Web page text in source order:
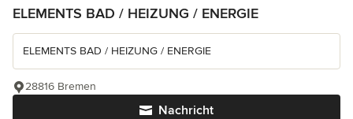
ELEMENTS BAD / HEIZUNG / ENERGIE
ELEMENTS BAD / HEIZUNG / ENERGIE
Nachricht
28816 Bremen